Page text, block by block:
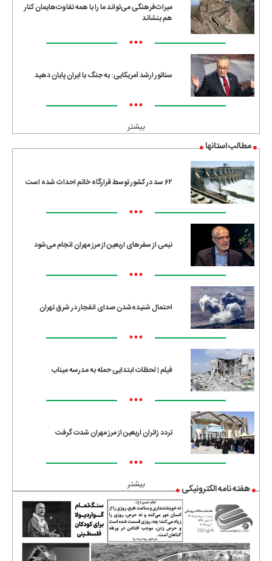
میراث‌فرهنگی می‌تواند ما را با همه تفاوت‌هایمان کنار
هم بنشاند
•••
سناتور ارشد آمریکایی: به جنگ با ایران پایان دهید
•••
بیشتر
مطالب استانها
۶۲ سد در کشور توسط قرارگاه خاتم احداث شده است
•••
نیمی از سفرهای اربعین از مرز مهران انجام می‌شود
•••
احتمال شنیده‌شدن صدای انفجار در شرق تهران
•••
فیلم | لحظات ابتدایی حمله به مدرسه میناب
•••
تردد زائران اربعین از مرز مهران شدت گرفت
•••
بیشتر هفته نامه الکترونیکی